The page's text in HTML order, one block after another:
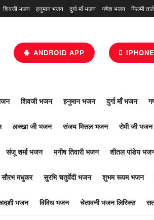
शिवजी भजन हनुमान भजन दुर्गा माँ भजन गणेश भजन फिल्मी
ANDROID APP
शिवजी भजन हनुमान भजन दुर्गा माँ भजन
लक्खा जी भजन संजय मित्तल भजन रोमी जी भजन
संजू शर्मा भजन मनीष तिवारी भजन शीतल पांडेय
सौरभ मधुकर सुरभि चतुर्वेदी भजन शुभम रूपम भजन
भजन विविध भजन चेतावनी भजन लिरिक्स